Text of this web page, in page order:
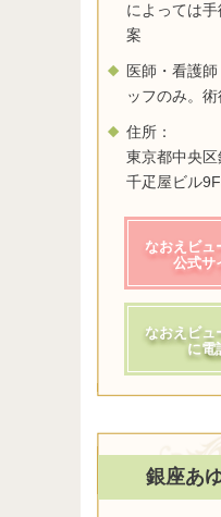
によっては
案
医師・看護
ッフのみ。
住所：
東京都中央
千疋屋ビル9F
なおえビュ
公式サ
なおえビュ
に電
銀座あ